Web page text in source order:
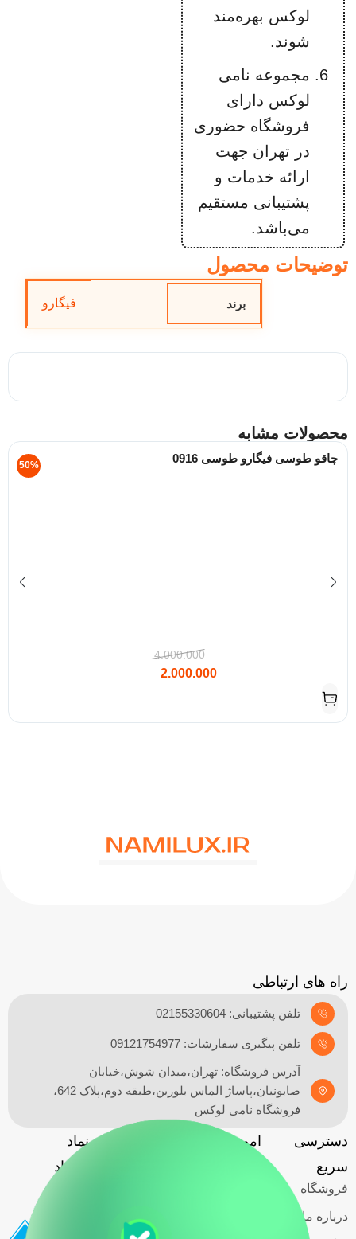
لوکس بهره‌مند
شوند.
مجموعه نامی
لوکس دارای
فروشگاه حضوری
در تهران جهت
ارائه خدمات و
پشتیبانی مستقیم
می‌باشد.
توضیحات محصول
برند فیگارو
محصولات مشابه
50% چاقو طوسی فیگارو طوسی 0916
4.000.000
2.000.000
راه های ارتباطی
تلفن پشتیبانی: 02155330604
تلفن پیگیری سفارشات: 09121754977
آدرس فروشگاه: تهران،میدان شوش،خیابان
صابونیان،پاساژ الماس بلورین،طبقه دوم،پلاک 642،
فروشگاه نامی لوکس
دسترسی
سریع
فروشگاه
درباره ما
امور مشتریان
نماد
اعتماد